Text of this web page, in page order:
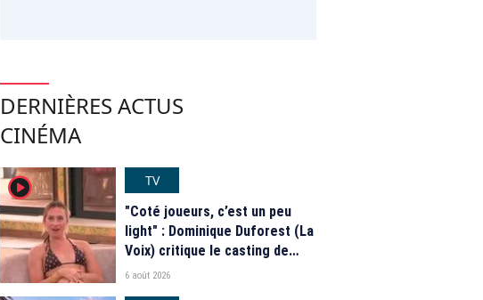
DERNIÈRES ACTUS
CINÉMA
player2
TV
"Coté joueurs, c’est un peu
light" : Dominique Duforest (La
Voix) critique le casting de
"Secret Story" 2026
6 août 2026